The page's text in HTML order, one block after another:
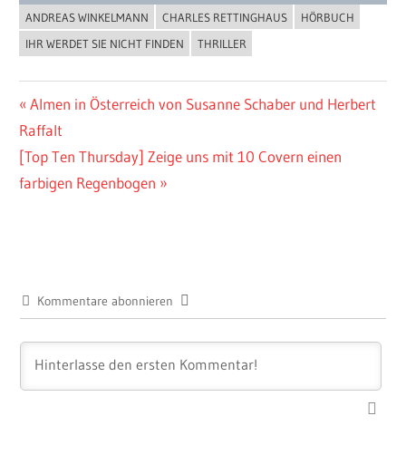
BUCHIGES
ANDREAS WINKELMANN CHARLES RETTINGHAUS
HÖRBUCH
IHR WERDET SIE NICHT FINDEN
THRILLER
Beitragsnavigation
Vorheriger
Beitrag:
Almen in Österreich von Susanne Schaber und Herbert
Raffalt
Nächster
Beitrag:
[Top Ten Thursday] Zeige uns mit 10 Covern einen
farbigen Regenbogen
Kommentare abonnieren